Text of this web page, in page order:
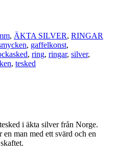
, ÄKTA SILVER, RINGAR
, gaffelkonst,
, ring, ringar, silver,
, tesked
i äkta silver från Norge.
man med ett svärd och en